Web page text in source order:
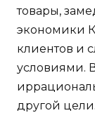
товары,
экономики
клиентов и
условиями.
другой цели.